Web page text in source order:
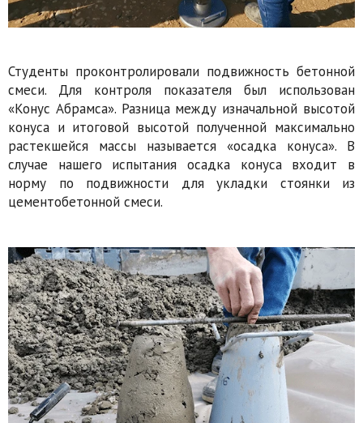
Студенты проконтролировали подвижность бетонной
смеси. Для контроля показателя был использован
«Конус Абрамса». Разница между изначальной высотой
конуса и итоговой высотой полученной максимально
растекшейся массы называется «осадка конуса». В
случае нашего испытания осадка конуса входит в
норму по подвижности для укладки стоянки из
цементобетонной смеси.